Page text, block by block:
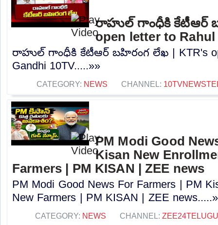
రాహుల్ గాంధీకి కేటీఆర్
open letter to Rahul
రాహుల్ గాంధీకి కేటీఆర్ బహిరంగ లేఖ | KTR's
Gandhi 10TV.....»»
CATEGORY: NEWS CHANNEL:
PM Modi Good
Kisan New
Farmers | PM KISAN | ZEE news
PM Modi Good News For Farmers | PM
New Farmers | PM KISAN | ZEE
CATEGORY: NEWS CHANNEL: